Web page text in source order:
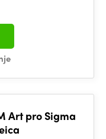
Art pro Sigma